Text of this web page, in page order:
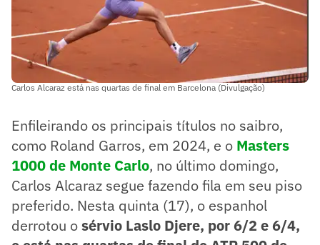
Carlos Alcaraz está nas quartas de final em Barcelona (Divulgação)
Enfileirando os principais títulos no saibro,
como Roland Garros, em 2024, e o Masters
1000 de Monte Carlo, no último domingo,
Carlos Alcaraz segue fazendo fila em seu piso
preferido. Nesta quinta (17), o espanhol
derrotou osérvio Laslo Djere, por 6/2 e 6/4,